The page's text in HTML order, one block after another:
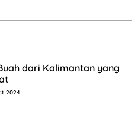
dari Kalimantan yang
2024